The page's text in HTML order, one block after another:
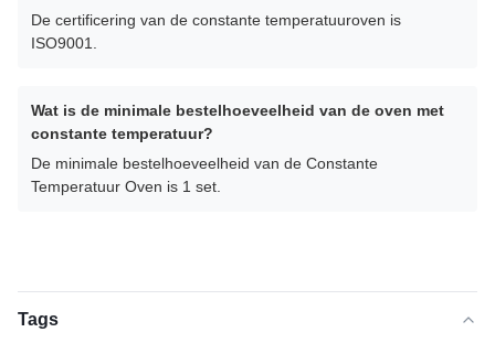
De certificering van de constante temperatuuroven is
ISO9001.
Wat is de minimale bestelhoeveelheid van de oven met
constante temperatuur?
De minimale bestelhoeveelheid van de Constante
Temperatuur Oven is 1 set.
Tags